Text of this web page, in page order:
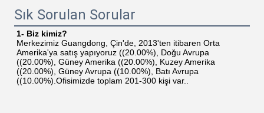
Sık Sorulan Sorular
1- Biz kimiz?
Merkezimiz Guangdong, Çin'de, 2013'ten itibaren Orta
Amerika'ya satış yapıyoruz ((20.00%), Doğu Avrupa
((20.00%), Güney Amerika ((20.00%), Kuzey Amerika
((20.00%), Güney Avrupa ((10.00%), Batı Avrupa
((10.00%).Ofisimizde toplam 201-300 kişi var..